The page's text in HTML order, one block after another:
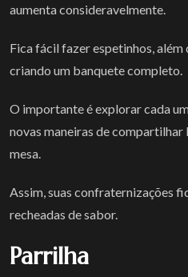
aumenta consideravelmente.
Fica fácil fazer espetinhos, além
criando um banquete completo.
O importante é explorar cada
novas maneiras de
mesa.
Assim, suas confraternizações
recheadas de sabor.
Parrilha